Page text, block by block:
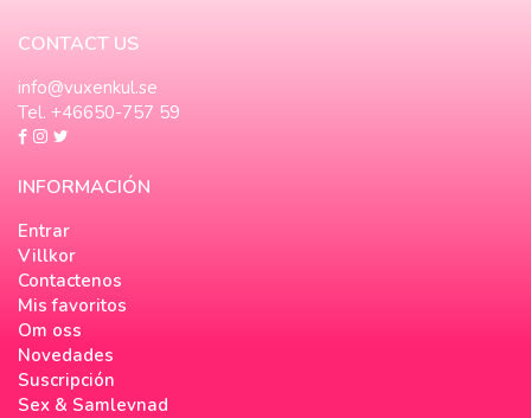
CONTACT US
info@vuxenkul.se
Tel. +46650-757 59
INFORMACIÓN
Entrar
Villkor
Contactenos
Mis favoritos
Om oss
Novedades
Suscripción
Sex & Samlevnad